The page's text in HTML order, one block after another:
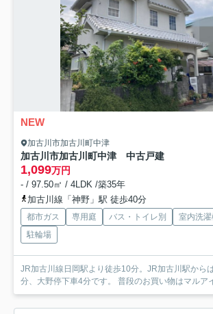
NEW
加古川市加古川町中津
加古川市加古川町中津 中古戸建
1,099万円
- / 97.50㎡ / 4LDK /築35年
加古川線「神野」駅 徒歩40分
都市ガス 専用庭 バス・トイレ別 室内洗
駐輪場
JR加古川線日岡駅より徒歩10分。JR加古川駅から
分、大野停下車4分です。 普段のお買い物はマルア